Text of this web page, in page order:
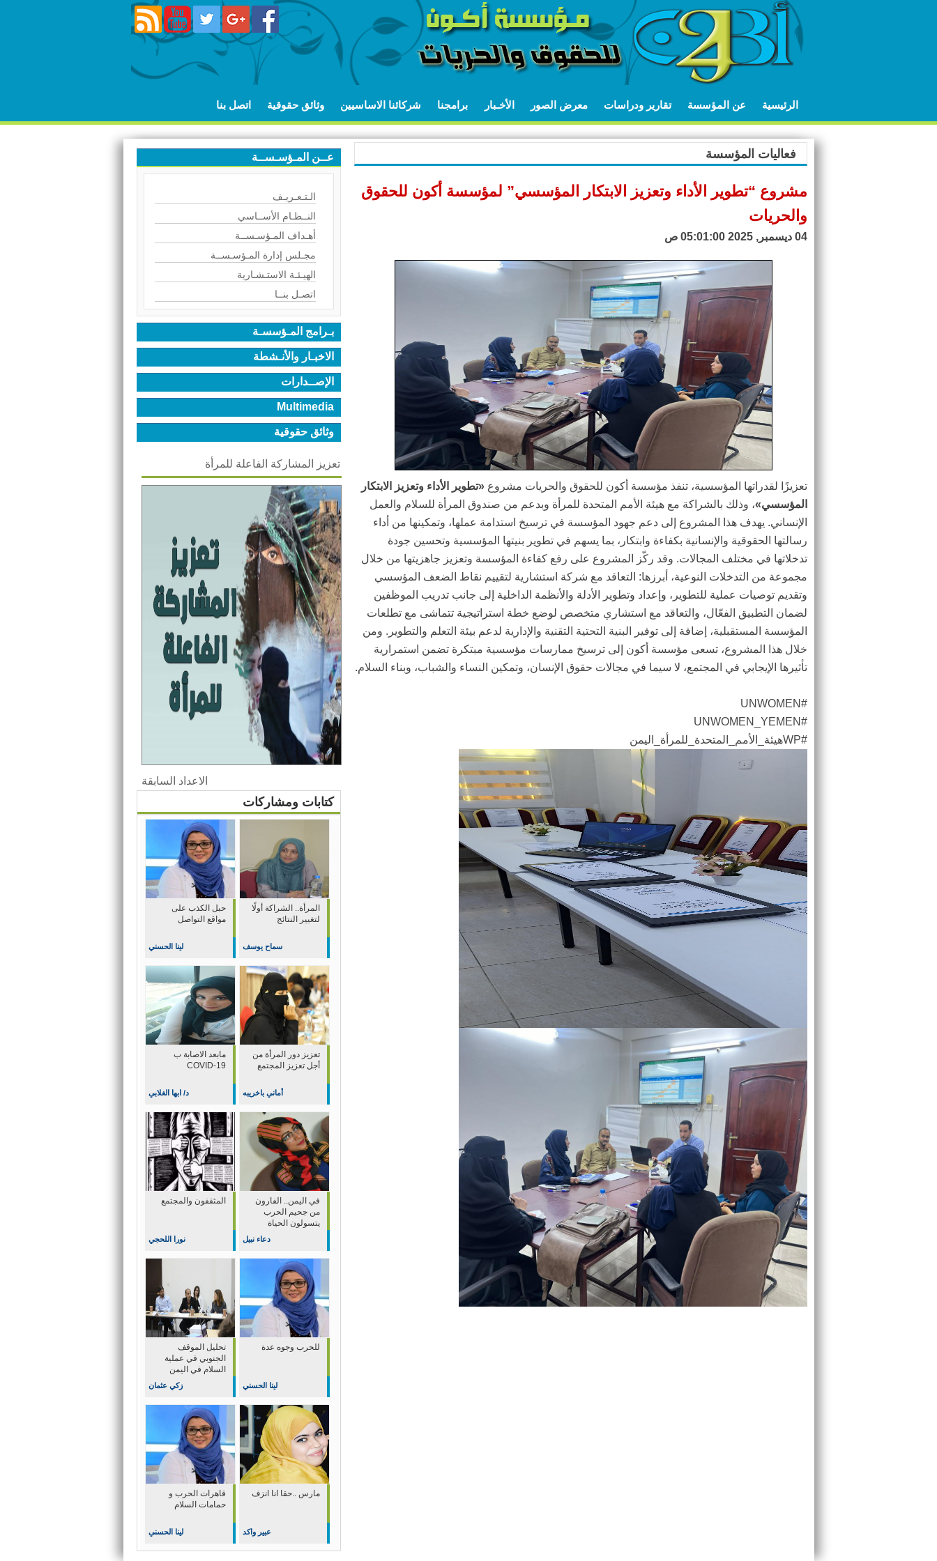
الرئيسية عن المؤسسة تقارير ودراسات معرض الصور الأخـبار برامجنا شركائنا الاساسيين وثائق حقوقية اتصل بنا
عــن المـؤسـســة
الـتـعـريـف
النــظـام الأســاسي
أهـداف المـؤسـســة
مجـلس إدارة المـؤسـســة
الهيـئـة الاستـشـارية
اتصـل بنــا
بـرامج المـؤسسـة
الاخبـار والأنـشطة
الإصــدارات
Multimedia
وثائق حقوقية
تعزيز المشاركة الفاعلة للمرأة
الاعداد السابقة
كتابات ومشاركات
حبل الكذب على
مواقع التواصل
لينا الحسني
المرأة.. الشراكة أولًا
لتغيير النتائج
سماح يوسف
مابعد الاصابة ب
COVID-19
د/ ابها الغلابي
تعزيز دور المرأة من
أجل تعزيز المجتمع
أماني باخريبه
المثقفون والمجتمع
نورا اللحجي
في اليمن.. الفارون
من جحيم الحرب
يتسولون الحياة
دعاء نبيل
تحليل الموقف
الجنوبي في عملية
السلام في اليمن
زكي عثمان
للحرب وجوه عدة
لينا الحسني
قاهرات الحرب و
حمامات السلام
لينا الحسني
مارس ..حقا انا انزف
عبير واكد
فعاليات المؤسسة
مشروع “تطوير الأداء وتعزيز الابتكار المؤسسي” لمؤسسة أكون للحقوق
والحريات
04 ديسمبر, 2025 05:01:00 ص
تعزيزًا لقدراتها المؤسسية، تنفذ مؤسسة أكون للحقوق والحريات مشروع«تطوير الأداء وتعزيز الابتكار
المؤسسي»، وذلك بالشراكة مع هيئة الأمم المتحدة للمرأة وبدعم من صندوق المرأة للسلام والعمل
الإنساني. يهدف هذا المشروع إلى دعم جهود المؤسسة في ترسيخ استدامة عملها، وتمكينها من أداء
رسالتها الحقوقية والإنسانية بكفاءة وابتكار، بما يسهم في تطوير بنيتها المؤسسية وتحسين جودة
تدخلاتها في مختلف المجالات. وقد ركّز المشروع على رفع كفاءة المؤسسة وتعزيز جاهزيتها من خلال
مجموعة من التدخلات النوعية، أبرزها: التعاقد مع شركة استشارية لتقييم نقاط الضعف المؤسسي
وتقديم توصيات عملية للتطوير، وإعداد وتطوير الأدلة والأنظمة الداخلية إلى جانب تدريب الموظفين
لضمان التطبيق الفعّال، والتعاقد مع استشاري متخصص لوضع خطة استراتيجية تتماشى مع تطلعات
المؤسسة المستقبلية، إضافة إلى توفير البنية التحتية التقنية والإدارية لدعم بيئة التعلم والتطوير. ومن
خلال هذا المشروع، تسعى مؤسسة أكون إلى ترسيخ ممارسات مؤسسية مبتكرة تضمن استمرارية
تأثيرها الإيجابي في المجتمع، لا سيما في مجالات حقوق الإنسان، وتمكين النساء والشباب، وبناء السلام.
#UNWOMEN
#UNWOMEN_YEMEN
#WPهيئة_الأمم_المتحدة_للمرأة_اليمن